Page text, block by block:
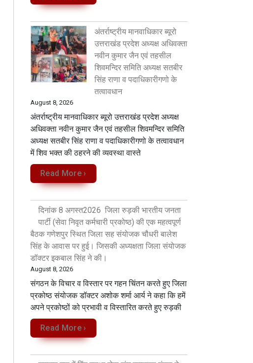
अंतर्राष्ट्रीय मानवाधिकार ब्यूरो
उत्तराखंड प्रदेश अध्यक्ष अधिवक्ता
नवीन कुमार जैन एवं तहसील
शिवमन्दिर समिति अध्यक्ष सतबीर
सिंह राणा व पदाधिकारीगणो के
तत्वावधान
August 8, 2026
अंतर्राष्ट्रीय मानवाधिकार ब्यूरो उत्तराखंड प्रदेश अध्यक्ष
अधिवक्ता नवीन कुमार जैन एवं तहसील शिवमन्दिर समिति
अध्यक्ष सतबीर सिंह राणा व पदाधिकारीगणो के तत्वावधान
में शिव भक्त की ठहरने की व्यवस्था वास्ते
Read More ›
दिनांक 8 अगस्त2026 जिला रुड़की भारतीय जनता
पार्टी (सेवा निवृत कर्मचारी प्रकोष्ठ) की एक महत्वपूर्ण
बैठक गणेशपुर स्थित जिला सह संयोजक चौधरी बालेश
सिंह के आवास पर हुई। जिसकी अध्यक्षता जिला संयोजक
डॉक्टर इकबाल सिंह ने की।
August 8, 2026
संगठन के विचार व विस्तार पर गहन चिंतन करते हुए जिला
प्रकोष्ठ संयोजक डॉक्टर अशोक शर्मा आर्य ने कहा कि हमें
अपने प्रकोष्ठों को प्रभावी व विस्तारित करते हुए रुड़की
Read More ›